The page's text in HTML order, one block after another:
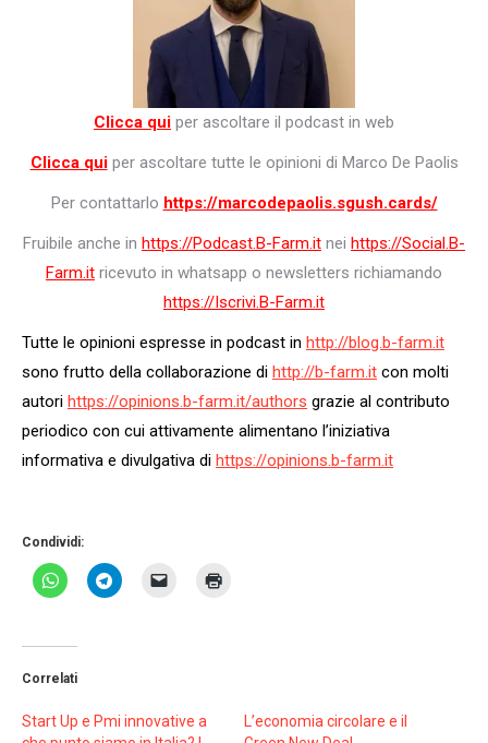
Clicca qui per ascoltare il podcast in web
Clicca qui per ascoltare tutte le opinioni di Marco De Paolis
Per contattarlo https://marcodepaolis.sgush.cards/
Fruibile anche in https://Podcast.B-Farm.it nei https://Social.B-
Farm.it ricevuto in whatsapp o newsletters richiamando
https://Iscrivi.B-Farm.it
Tutte le opinioni espresse in podcast in http://blog.b-farm.it
sono frutto della collaborazione di http://b-farm.it con molti
autori https://opinions.b-farm.it/authors grazie al contributo
periodico con cui attivamente alimentano l’iniziativa
informativa e divulgativa di https://opinions.b-farm.it
Condividi:
Correlati
Start Up e Pmi innovative a
L’economia circolare e il